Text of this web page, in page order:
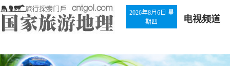
2026年8月6日 星
期四
电视频道